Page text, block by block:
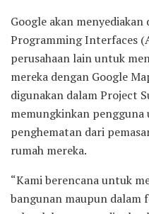
Google akan
Programming Interfaces
perusahaan lain untuk
mereka dengan Google
digunakan dalam Project
memungkinkan
penghematan dari
rumah mereka.
“Kami berencana untuk
bangunan maupun dalam